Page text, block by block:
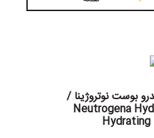
بوست نوتروژینا /
Neutrogena
Hydrating